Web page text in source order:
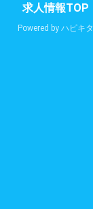
求人情報TOP
Powered by ハピキタ